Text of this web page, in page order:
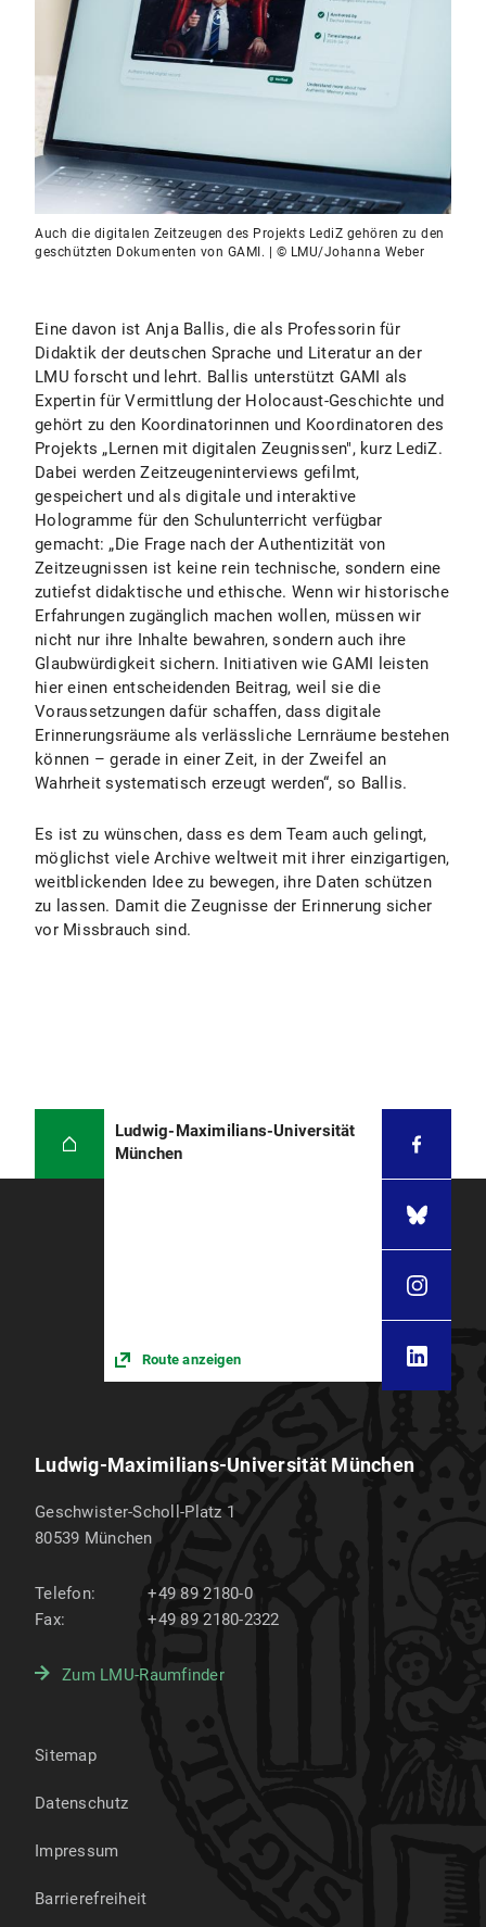
Auch die digitalen Zeitzeugen des Projekts LediZ gehören zu den
geschützten Dokumenten von GAMI. | © LMU/Johanna Weber
Eine davon ist Anja Ballis, die als Professorin für
Didaktik der deutschen Sprache und Literatur an der
LMU forscht und lehrt. Ballis unterstützt GAMI als
Expertin für Vermittlung der Holocaust-Geschichte und
gehört zu den Koordinatorinnen und Koordinatoren des
Projekts „Lernen mit digitalen Zeugnissen", kurz LediZ.
Dabei werden Zeitzeugeninterviews gefilmt,
gespeichert und als digitale und interaktive
Hologramme für den Schulunterricht verfügbar
gemacht: „Die Frage nach der Authentizität von
Zeitzeugnissen ist keine rein technische, sondern eine
zutiefst didaktische und ethische. Wenn wir historische
Erfahrungen zugänglich machen wollen, müssen wir
nicht nur ihre Inhalte bewahren, sondern auch ihre
Glaubwürdigkeit sichern. Initiativen wie GAMI leisten
hier einen entscheidenden Beitrag, weil sie die
Voraussetzungen dafür schaffen, dass digitale
Erinnerungsräume als verlässliche Lernräume bestehen
können – gerade in einer Zeit, in der Zweifel an
Wahrheit systematisch erzeugt werden“, so Ballis.
Es ist zu wünschen, dass es dem Team auch gelingt,
möglichst viele Archive weltweit mit ihrer einzigartigen,
weitblickenden Idee zu bewegen, ihre Daten schützen
zu lassen. Damit die Zeugnisse der Erinnerung sicher
vor Missbrauch sind.
Ludwig-Maximilians-Universität
München
Route anzeigen
Ludwig-Maximilians-Universität München
Geschwister-Scholl-Platz 1
80539 München
Telefon:
+49 89 2180-0
Fax:
+49 89 2180-2322
Zum LMU-Raumfinder
Sitemap
Datenschutz
Impressum
Barrierefreiheit